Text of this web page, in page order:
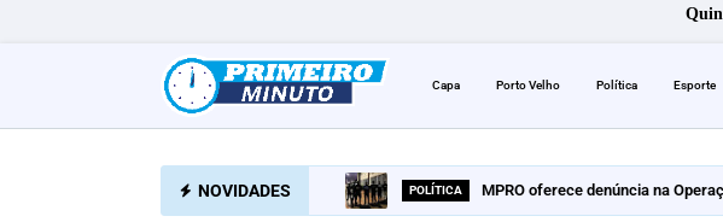
Capa Porto Velho Política Esporte
NOVIDADES POLÍTICA MPRO oferece denúncia na